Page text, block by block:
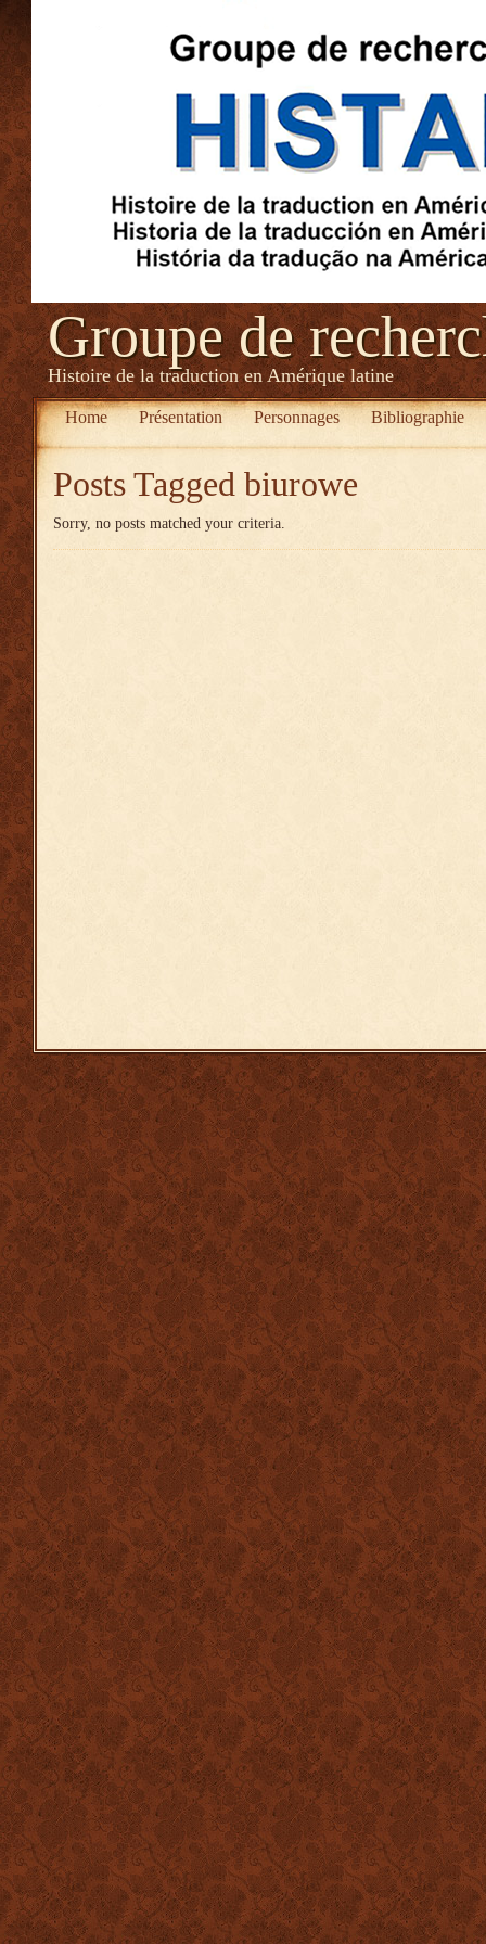
Groupe de
Histoire de la traduction en Amérique latine
Home Présentation Personnages Bibliographie
Posts Tagged biurowe
Sorry, no posts matched your criteria.